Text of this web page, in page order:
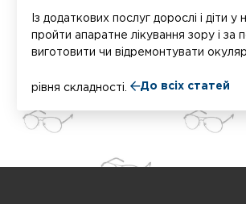
Із додаткових послуг дорослі і діти
пройти апаратне лікування зору і за
виготовити чи відремонтувати
рівня складності. До всіх статей